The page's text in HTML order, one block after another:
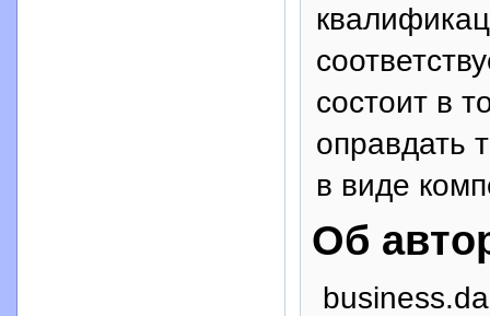
состоит в
оправдать
в виде
Об